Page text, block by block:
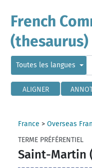
French
(thesaurus)
Toutes les langues
ALIGNER
France >Overseas
TERME PRÉFÉRENTIEL
Saint-Martin